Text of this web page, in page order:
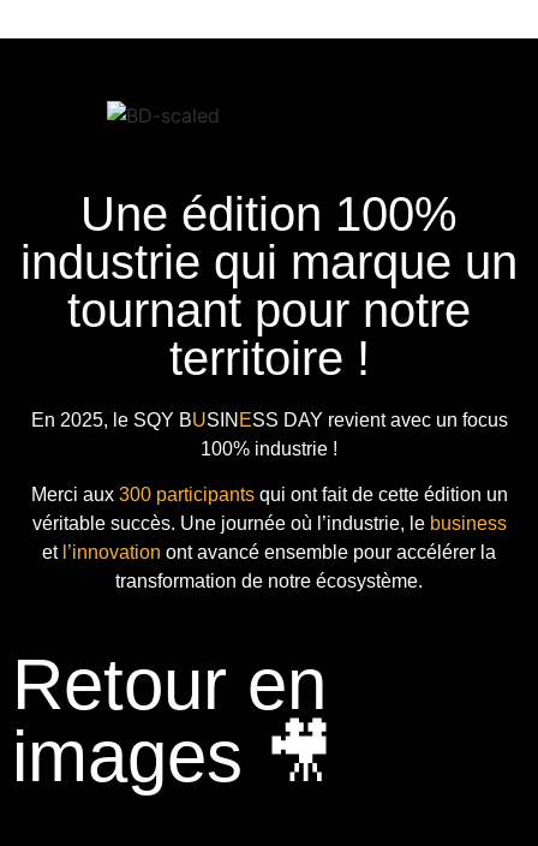
Une édition 100%
industrie qui marque un
tournant pour notre
territoire !
En 2025, le SQY BUSIN ESS DAY revient avec un focus
100% industrie !
Merci aux 300 participantsqui ont fait de cette édition un
véritable succès. Une journée où l’industrie, le business
et l’innovation ont avancé ensemble pour accélérer la
transformation de notre écosystème.
Retour en
images 🎥